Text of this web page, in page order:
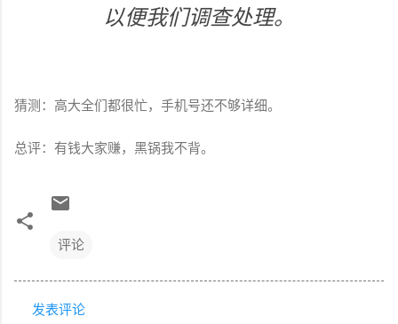
以便我们调查处理。
猜测：高大全们都很忙，手机号还不够详细。
总评：有钱大家赚，黑锅我不背。
评论
发表评论